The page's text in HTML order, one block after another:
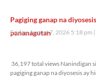
Pagiging ganap na
pananagutan
Friday, August 7, 2026 5:18 pm
36,197 total views Nanindigan
pagiging ganap na diyosesis ay